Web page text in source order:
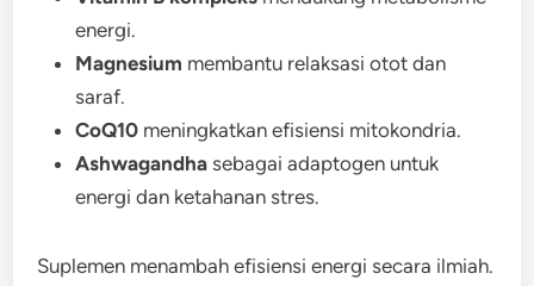
energi.
Magnesium membantu relaksasi otot dan
saraf.
CoQ10 meningkatkan efisiensi mitokondria.
Ashwagandha sebagai adaptogen untuk
energi dan ketahanan stres.
Suplemen menambah efisiensi energi secara ilmiah.